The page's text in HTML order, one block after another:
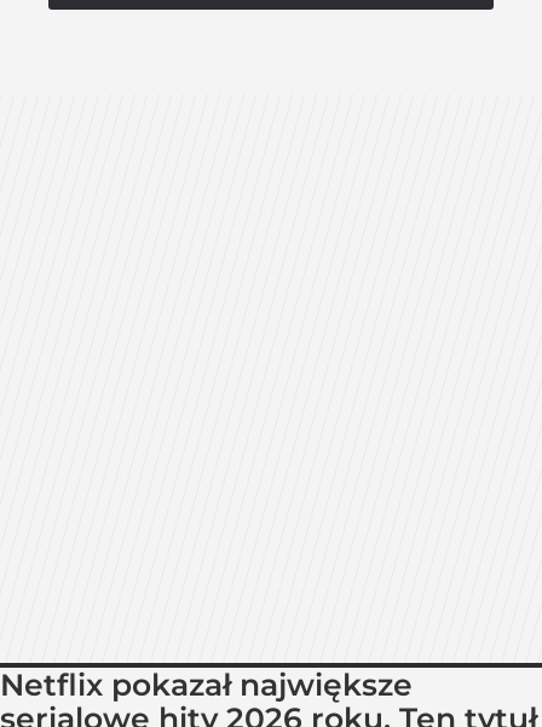
Netflix pokazał największe
serialowe hity 2026 roku. Ten tytuł